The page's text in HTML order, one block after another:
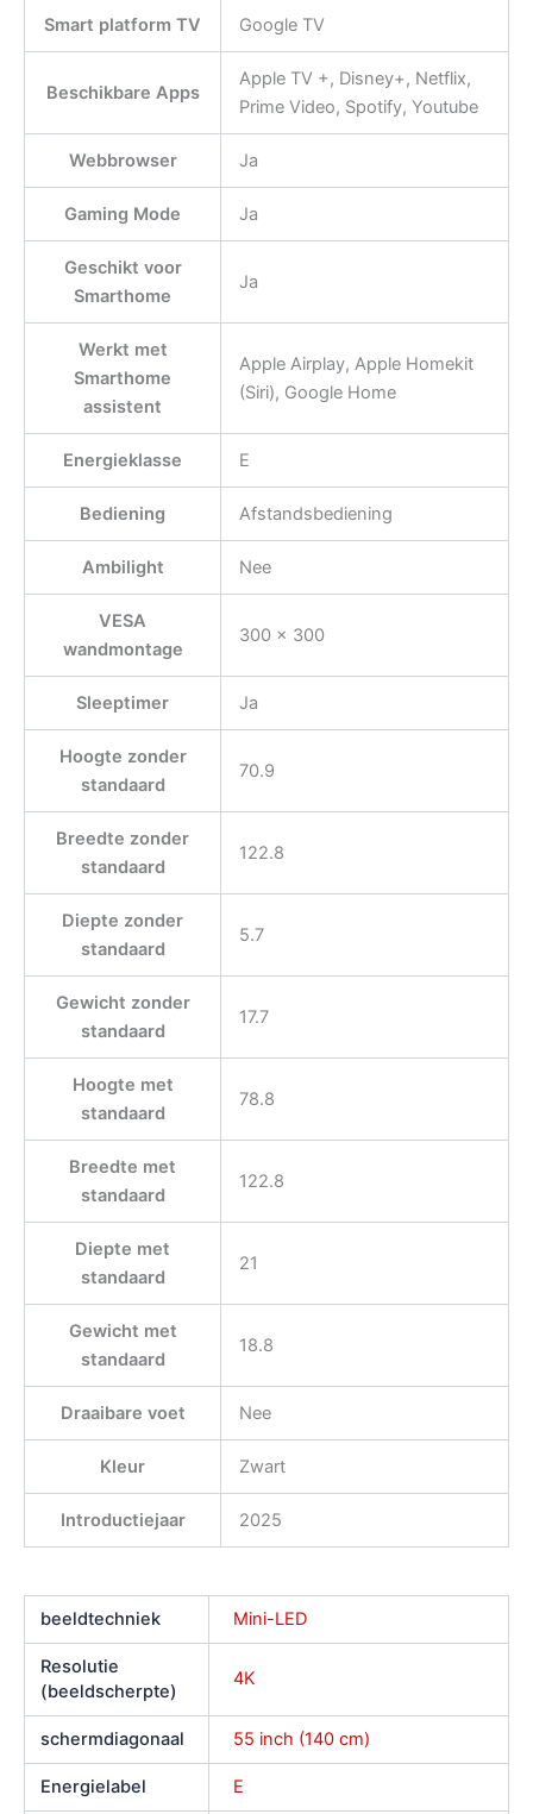
Smart platform TV Google TV
Beschikbare Apps
Apple TV +, Disney+, Netflix,
Prime Video, Spotify, Youtube
Webbrowser Ja
Gaming Mode Ja
Geschikt voor
Smarthome
Ja
Werkt met
Smarthome
assistent
Apple Airplay, Apple Homekit
(Siri), Google Home
Energieklasse E
Bediening Afstandsbediening
Ambilight Nee
VESA
wandmontage
300 x 300
Sleeptimer Ja
Hoogte zonder
standaard
70.9
Breedte zonder
standaard
122.8
Diepte zonder
standaard
5.7
Gewicht zonder
standaard
17.7
Hoogte met
standaard
78.8
Breedte met
standaard
122.8
Diepte met
standaard
21
Gewicht met
standaard
18.8
Draaibare voet Nee
Kleur Zwart
Introductiejaar 2025
beeldtechniek Mini-LED
Resolutie
(beeldscherpte)
4K
schermdiagonaal 55 inch (140 cm)
Energielabel E